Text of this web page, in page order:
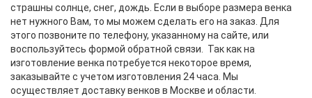
страшны солнце, снег, дождь. Если в выборе размера венка
нет нужного Вам, то мы можем сделать его на заказ. Для
этого позвоните по телефону, указанному на сайте, или
воспользуйтесь формой обратной связи. Так как на
изготовление венка потребуется некоторое время,
заказывайте с учетом изготовления 24 часа. Мы
осуществляет доставку венков в Москве и области.